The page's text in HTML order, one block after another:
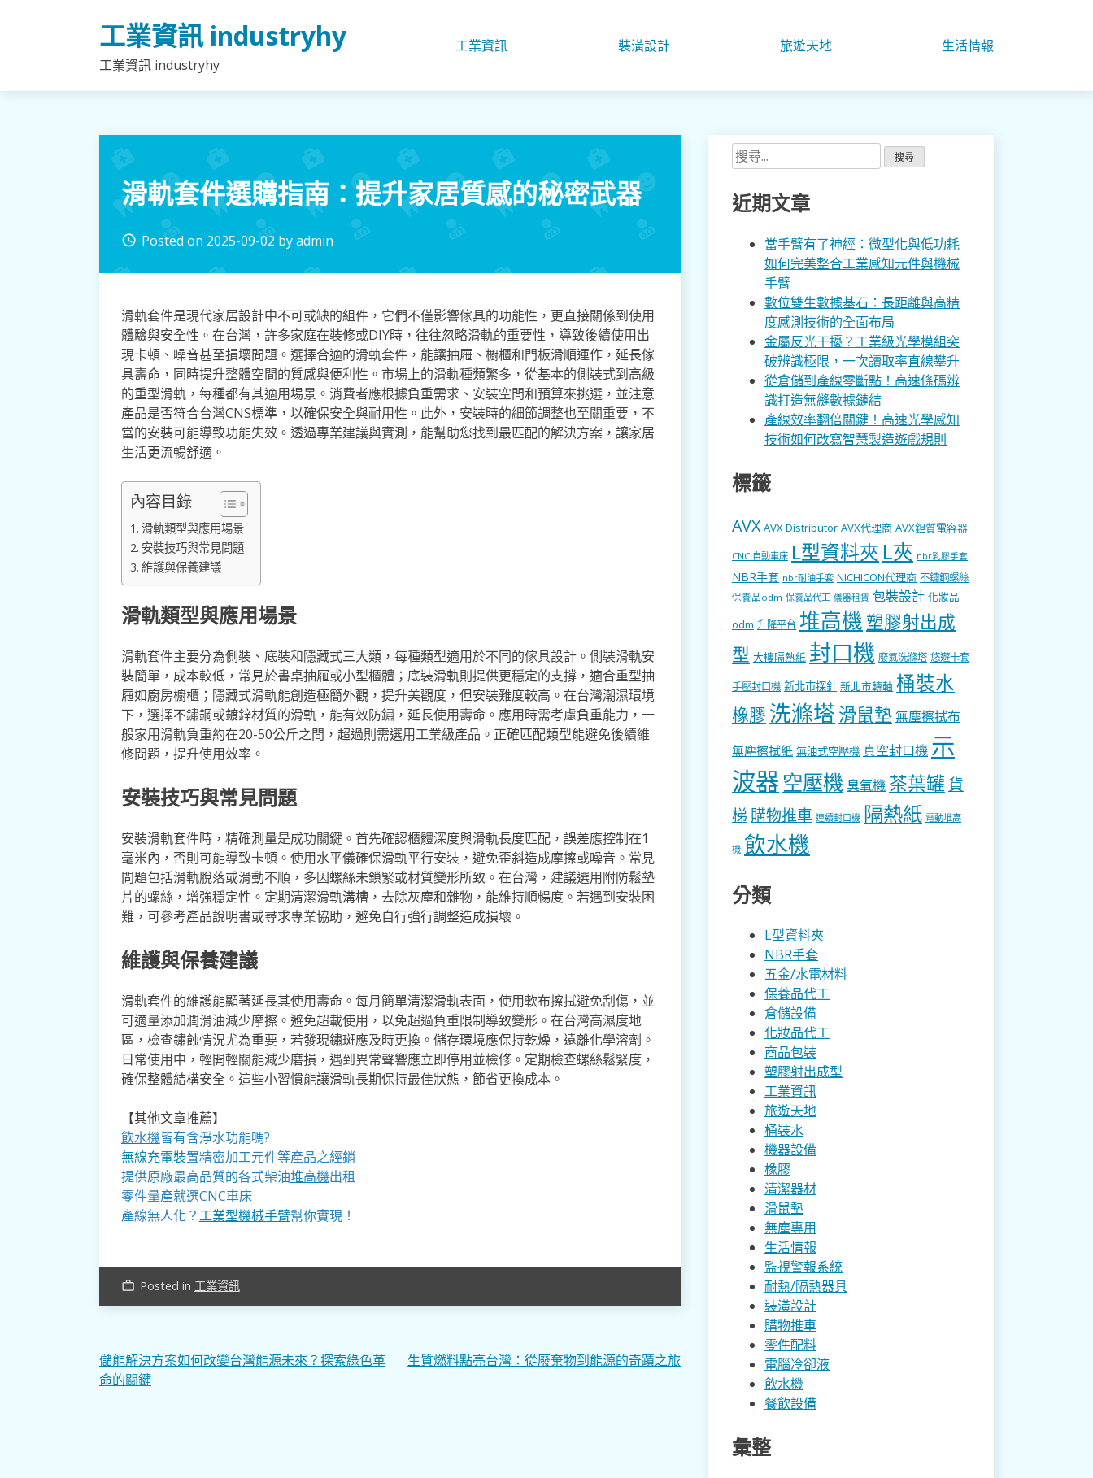
工業資訊 industryhy
工業資訊 industryhy
工業資訊 裝潢設計 旅遊天地 生活情報
滑軌套件選購指南：提升家居質感的秘密武器
access_time Posted on 2025-09-02 byadmin
滑軌套件是現代家居設計中不可或缺的組件，它們不僅影響傢具的功能性，更直接關係到使用
體驗與安全性。在台灣，許多家庭在裝修或DIY時，往往忽略滑軌的重要性，導致後續使用出
現卡頓、噪音甚至損壞問題。選擇合適的滑軌套件，能讓抽屜、櫥櫃和門板滑順運作，延長傢
具壽命，同時提升整體空間的質感與便利性。市場上的滑軌種類繁多，從基本的側裝式到高級
的重型滑軌，每種都有其適用場景。消費者應根據負重需求、安裝空間和預算來挑選，並注意
產品是否符合台灣CNS標準，以確保安全與耐用性。此外，安裝時的細節調整也至關重要，不
當的安裝可能導致功能失效。透過專業建議與實測，能幫助您找到最匹配的解決方案，讓家居
生活更流暢舒適。
內容目錄
滑軌類型與應用場景
安裝技巧與常見問題
維護與保養建議
滑軌類型與應用場景
滑軌套件主要分為側裝、底裝和隱藏式三大類，每種類型適用於不同的傢具設計。側裝滑軌安
裝簡單，成本較低，常見於書桌抽屜或小型櫃體；底裝滑軌則提供更穩定的支撐，適合重型抽
屜如廚房櫥櫃；隱藏式滑軌能創造極簡外觀，提升美觀度，但安裝難度較高。在台灣潮濕環境
下，選擇不鏽鋼或鍍鋅材質的滑軌，能有效防鏽，延長使用壽命。應用時需考慮負重能力，一
般家用滑軌負重約在20-50公斤之間，超過則需選用工業級產品。正確匹配類型能避免後續維
修問題，提升使用效率。
安裝技巧與常見問題
安裝滑軌套件時，精確測量是成功關鍵。首先確認櫃體深度與滑軌長度匹配，誤差應控制在1
毫米內，否則可能導致卡頓。使用水平儀確保滑軌平行安裝，避免歪斜造成摩擦或噪音。常見
問題包括滑軌脫落或滑動不順，多因螺絲未鎖緊或材質變形所致。在台灣，建議選用附防鬆墊
片的螺絲，增強穩定性。定期清潔滑軌溝槽，去除灰塵和雜物，能維持順暢度。若遇到安裝困
難，可參考產品說明書或尋求專業協助，避免自行強行調整造成損壞。
維護與保養建議
滑軌套件的維護能顯著延長其使用壽命。每月簡單清潔滑軌表面，使用軟布擦拭避免刮傷，並
可適量添加潤滑油減少摩擦。避免超載使用，以免超過負重限制導致變形。在台灣高濕度地
區，檢查鏽蝕情況尤為重要，若發現鏽斑應及時更換。儲存環境應保持乾燥，遠離化學溶劑。
日常使用中，輕開輕關能減少磨損，遇到異常聲響應立即停用並檢修。定期檢查螺絲鬆緊度，
確保整體結構安全。這些小習慣能讓滑軌長期保持最佳狀態，節省更換成本。
【其他文章推薦】
飲水機皆有含淨水功能嗎?
無線充電裝置精密加工元件等產品之經銷
提供原廠最高品質的各式柴油堆高機出租
零件量產就選CNC車床
產線無人化？工業型機械手臂幫你實現！
work_outline Posted in 工業資訊
文
章
儲能解決方案如何改變台灣能源未來？探索綠色革
命的關鍵
生質燃料點亮台灣：從廢棄物到能源的奇蹟之旅
搜
尋
關
鍵
近期文章
當手臂有了神經：微型化與低功耗
如何完美整合工業感知元件與機械
手臂
數位雙生數據基石：長距離與高精
度感測技術的全面布局
金屬反光干擾？工業級光學模組突
破辨識極限，一次讀取率直線攀升
從倉儲到產線零斷點！高速條碼辨
識打造無縫數據鏈結
產線效率翻倍關鍵！高速光學感知
技術如何改寫智慧製造遊戲規則
標籤
AVX AVX Distributor AVX代理商 AVX鉭質電容器
CNC 自動車床 L型資料夾 L夾 nbr乳膠手套
NBR手套 nbr耐油手套 NICHICON代理商 不鏽鋼螺絲
保養品odm 保養品代工 儀器租賃 包裝設計 化妝品
odm 升降平台 堆高機 塑膠射出成
型 大樓隔熱紙 封口機 廢氣洗滌塔 悠遊卡套
手壓封口機 新北市探針 新北市轉軸 桶裝水
橡膠 洗滌塔 滑鼠墊無塵擦拭布
無塵擦拭紙 無油式空壓機 真空封口機 示
波器 空壓機 臭氧機 茶葉罐 貨
梯 購物推車 連續封口機 隔熱紙 電動堆高
機 飲水機
分類
L型資料夾
NBR手套
五金/水電材料
保養品代工
倉儲設備
化妝品代工
商品包裝
塑膠射出成型
工業資訊
旅遊天地
桶裝水
機器設備
橡膠
清潔器材
滑鼠墊
無塵專用
生活情報
監視警報系統
耐熱/隔熱器具
裝潢設計
購物推車
零件配料
電腦冷卻液
飲水機
餐飲設備
彙整